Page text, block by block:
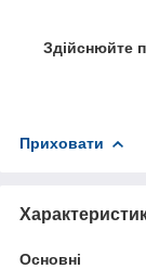
Здійснюйте
Приховати
Основні